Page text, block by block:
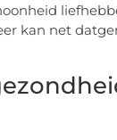
kan net